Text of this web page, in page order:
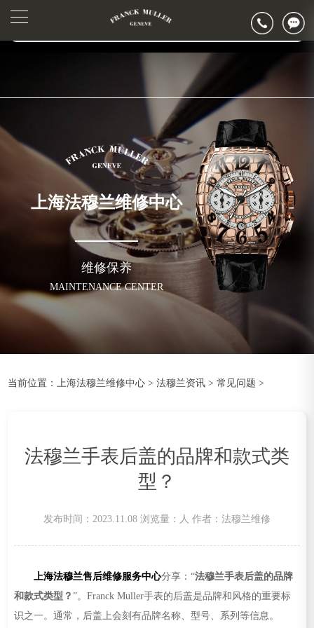
▲
▼
2026年6月法穆兰上海市售后服务网络优化升级公告
2026年6月上海市法穆兰官方售后客户服务热线：400-006-0073
节假日正常营业！
上海法穆兰维修中心
维修保养
MAINTENANCE CENTER
当前位置： 上海法穆兰维修中心 >法穆兰资讯 >常见问题 >
法穆兰手表后盖的品牌和款式类
型？
发布时间：2023.11.08 浏览量： 人 作者：法穆兰维修
上海法穆兰售后维修服务中心分享：“法穆兰手表后盖的品牌
和款式类型？”。Franck Muller手表的后盖是品牌和风格的重要标
识之一。通常，后盖上会刻有品牌名称、型号、系列等信息。